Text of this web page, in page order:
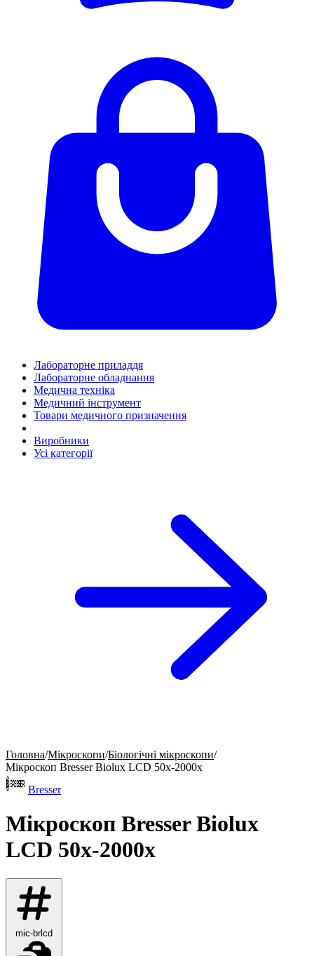
Лабораторне приладдя
Лабораторне обладнання
Медична техніка
Медичний інструмент
Товари медичного призначення
Виробники
Усі категорії
Головна/Мікроскопи/Біологічні мікроскопи/
Мікроскоп Bresser Biolux LCD 50x-2000x
Bresser
Мікроскоп Bresser Biolux
LCD 50x-2000x
mic-brlcd